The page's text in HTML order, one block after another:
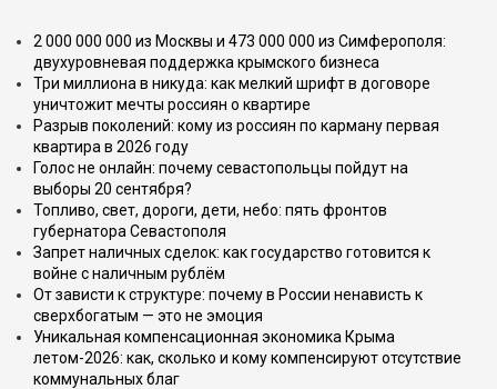
2 000 000 000 из Москвы и 473 000 000 из Симферополя:
двухуровневая поддержка крымского бизнеса
Три миллиона в никуда: как мелкий шрифт в договоре
уничтожит мечты россиян о квартире
Разрыв поколений: кому из россиян по карману первая
квартира в 2026 году
Голос не онлайн: почему севастопольцы пойдут на
выборы 20 сентября?
Топливо, свет, дороги, дети, небо: пять фронтов
губернатора Севастополя
Запрет наличных сделок: как государство готовится к
войне с наличным рублём
От зависти к структуре: почему в России ненависть к
сверхбогатым — это не эмоция
Уникальная компенсационная экономика Крыма
летом-2026: как, сколько и кому компенсируют отсутствие
коммунальных благ